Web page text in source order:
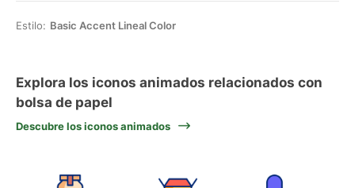
Estilo: Basic Accent Lineal Color
Explora los iconos animados relacionados con
bolsa de papel
Descubre los iconos animados